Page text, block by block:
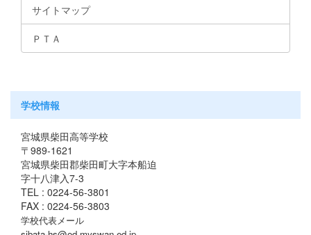
サイトマップ
ＰＴＡ
学校情報
宮城県柴田高等学校
〒989-1621
宮城県柴田郡柴田町大字本船迫
字十八津入7-3
TEL : 0224-56-3801
FAX : 0224-56-3803
学校代表メール